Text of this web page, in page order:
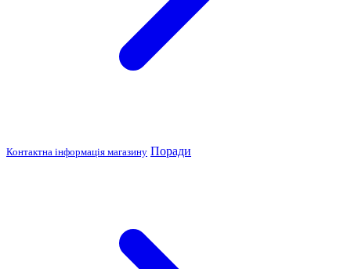
Контактна інформація магазину Поради